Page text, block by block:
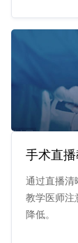
手术直
通过直播清
教学医师注
降低。